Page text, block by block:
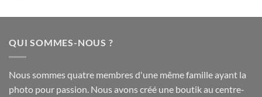
20,00 €
QUI SOMMES-NOUS ?
Nous sommes quatre membres d'une même famille ayant la
photo pour passion. Nous avons créé une boutik au centre-